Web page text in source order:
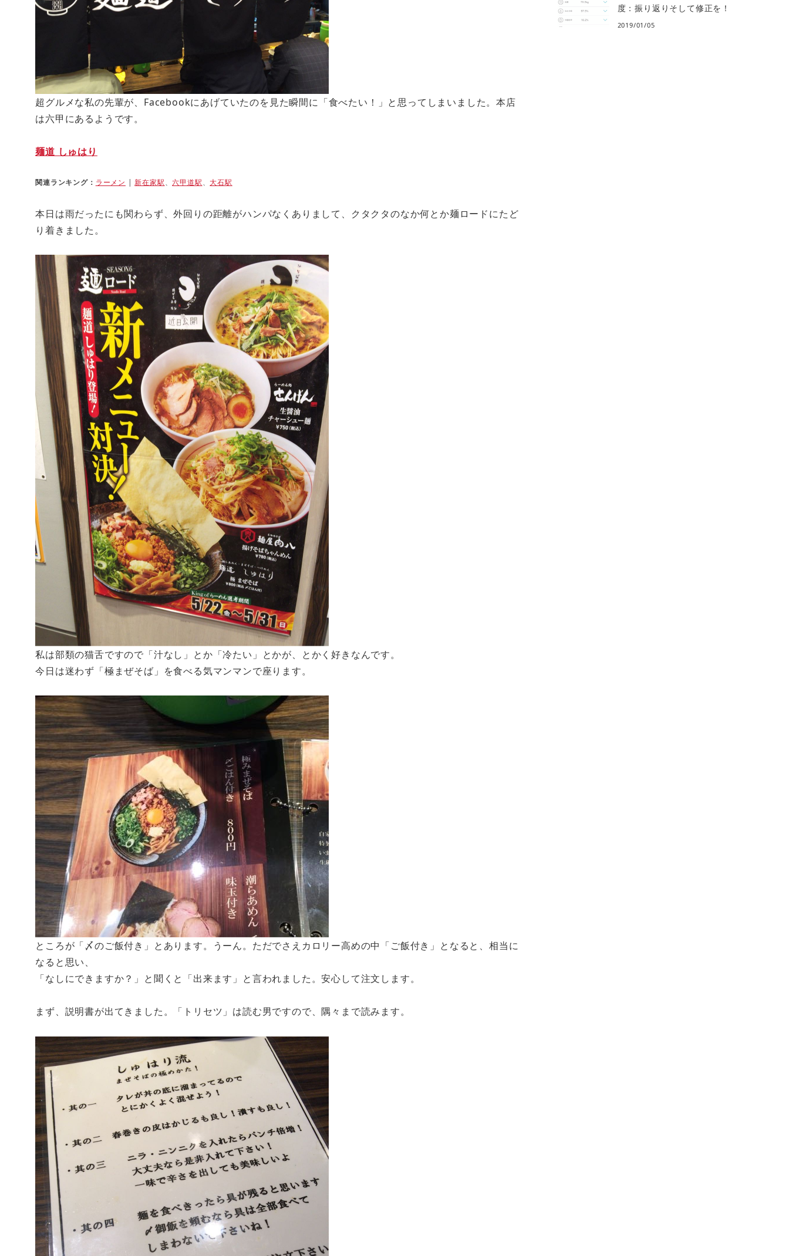
超グルメな私の先輩が、Facebookにあげていたのを見た瞬間に「食べたい！」と思ってしまいました。本店
は六甲にあるようです。
麺道 しゅはり
関連ランキング： ラーメン |新在家駅、六甲道駅、 大石駅
本日は雨だったにも関わらず、外回りの距離がハンパなくありまして、クタクタのなか何とか麺ロードにたど
り着きました。
私は部類の猫舌ですので「汁なし」とか「冷たい」とかが、とかく好きなんです。
今日は迷わず「極まぜそば」を食べる気マンマンで座ります。
ところが「〆のご飯付き」とあります。うーん。ただでさえカロリー高めの中「ご飯付き」となると、相当に
なると思い、
「なしにできますか？」と聞くと「出来ます」と言われました。安心して注文します。
まず、説明書が出てきました。「トリセツ」は読む男ですので、隅々まで読みます。
度：振り返りそして修正を！
2019/01/05